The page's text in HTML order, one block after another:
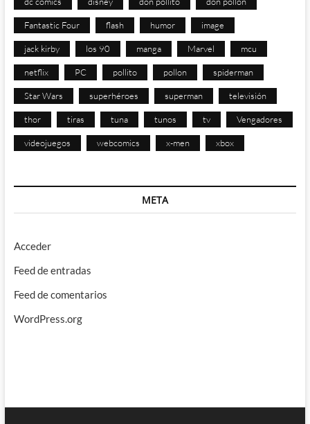
Fantastic Four flash humor image
jack kirby los 90 manga Marvel mcu
netflix PC pollito pollon spiderman
Star Wars superhéroes superman televisión
thor tiras tuna tunos tv Vengadores
videojuegos webcomics x-men xbox
META
Acceder
Feed de entradas
Feed de comentarios
WordPress.org